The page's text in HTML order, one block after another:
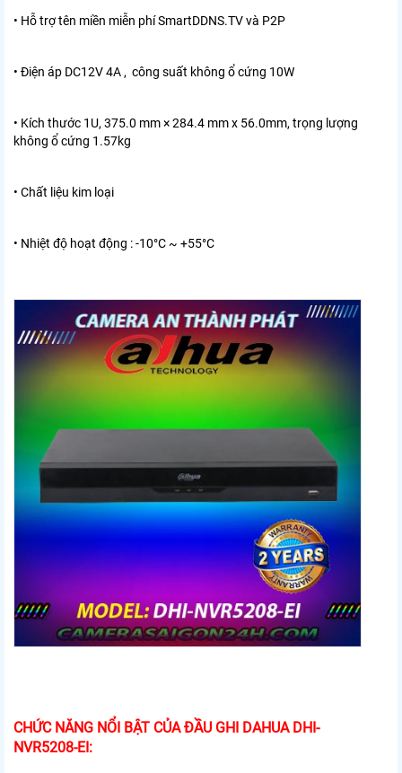
• Hỗ trợ tên miền miễn phí SmartDDNS.TV và P2P
• Điện áp DC12V 4A , công suất không ổ cứng 10W
• Kích thước 1U, 375.0 mm × 284.4 mm x 56.0mm, trọng lượng
không ổ cứng 1.57kg
• Chất liệu kim loại
• Nhiệt độ hoạt động : -10°C ~ +55°C
CHỨC NĂNG NỔI BẬT CỦA ĐẦU GHI DAHUA DHI-
NVR5208-EI: